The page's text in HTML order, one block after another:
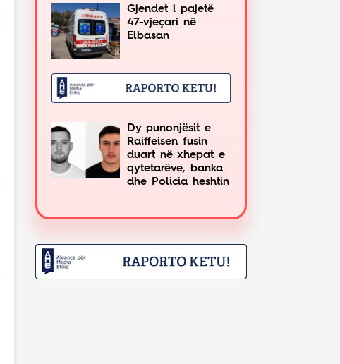
Gjendet i pajetë
47-vjeçari në
Elbasan
Dy punonjësit e
Raiffeisen fusin
duart në xhepat e
qytetarëve, banka
dhe Policia heshtin